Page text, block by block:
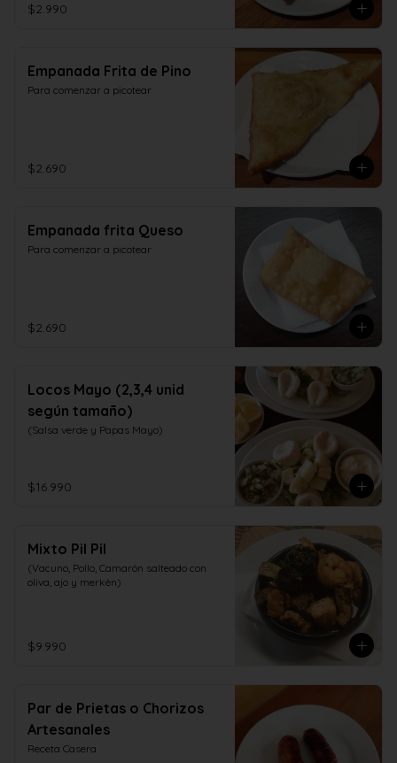
$2.990
Empanada Frita de Pino
Para comenzar a picotear
$2.690
Empanada frita Queso
Para comenzar a picotear
$2.690
Locos Mayo (2,3,4 unid
según tamaño)
(Salsa verde y Papas Mayo)
$16.990
Mixto Pil Pil
(Vacuno, Pollo, Camarón salteado con
oliva, ajo y merkèn)
$9.990
Par de Prietas o Chorizos
Artesanales
Receta Casera